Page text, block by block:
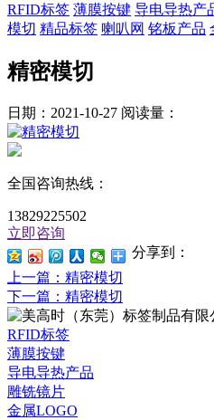
RFID标签 薄膜按键 导电导热产
模切 精品标签 喇叭网 铭板产品
精密模切
日期：2021-10-27 阅读量：
全国咨询热线：
13829225502
立即咨询
分享到：
上一篇 ：精密模切
下一篇 ：精密模切
RFID标签
薄膜按键
导电导热产品
雕铣镜片
金属LOGO